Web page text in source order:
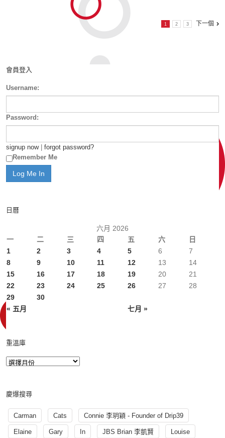
1 2 3 下一個
會員登入
Username:
Password:
signup now| forgot password?
Remember Me
日曆
六月 2026
一
二 三 四 五 六 日
« 五月 七月 »
1 2 3 4 5 6
7
8
9 10 11 12 13
14
15
16 17 18 19 20
21
22
23 24 25 26 27
28
29
30
重溫庫
慶爆搜尋
Carman Cats Connie 李玥穎 - Founder of Drip39
Elaine Gary In JBS Brian 李凱賢 Louise